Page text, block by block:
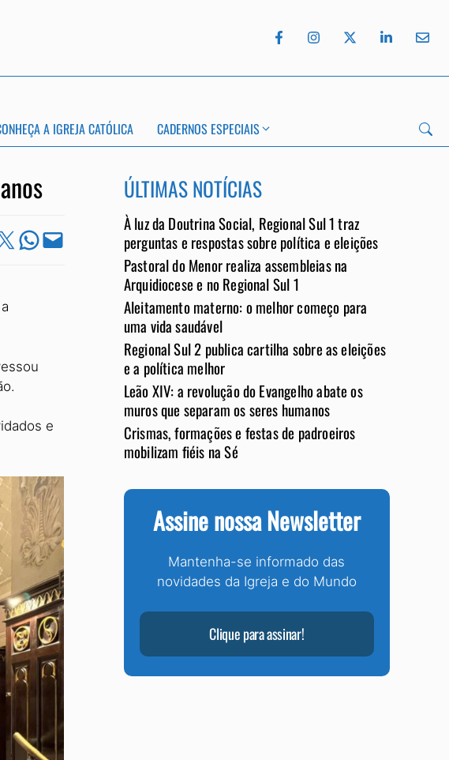
A IGREJA CATÓLICA CADERNOS ESPECIAIS
Facebook
X Share on WhatsApp
Email this Page
e
ÚLTIMAS NOTÍCIAS
À luz da Doutrina Social, Regional Sul 1 traz
perguntas e respostas sobre política e eleições
Pastoral do Menor realiza assembleias na
Arquidiocese e no Regional Sul 1
Aleitamento materno: o melhor começo para
uma vida saudável
Regional Sul 2 publica cartilha sobre as eleições
e a política melhor
Leão XIV: a revolução do Evangelho abate os
muros que separam os seres humanos
Crismas, formações e festas de padroeiros
mobilizam fiéis na Sé
Assine nossa Newsletter
Mantenha-se informado das
novidades da Igreja e do Mundo
Clique para assinar!